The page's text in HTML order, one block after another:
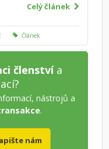
za nadbytečnou
Rezervační
tehdy, když jste
financováním. Na
trvat při podpisu
bezpečně složit
když podepíšete
Celý článek
Článek
členstvía
nástrojů a
.
nám